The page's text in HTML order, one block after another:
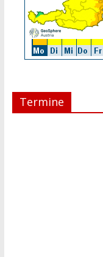
Termine